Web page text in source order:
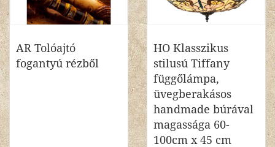
AR Tolóajtó
fogantyú rézből
HO Klasszikus
stilusú Tiffany
függőlámpa,
üvegberakásos
handmade búrával
magassága 60-
100cm x 45 cm